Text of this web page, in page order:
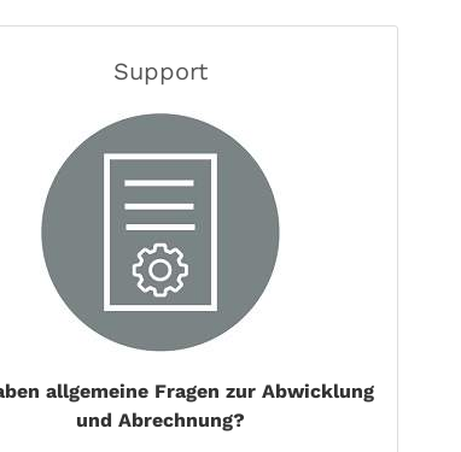
Support
allgemeine Fragen zur Abwicklung
und Abrechnung?